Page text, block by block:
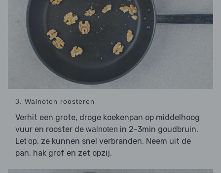
3. Walnoten roosteren
Verhit een grote, droge koekenpan op middelhoog
vuur en rooster de walnoten in 2-3min goudbruin.
Let op, ze kunnen snel verbranden. Neem uit de
pan, hak grof en zet opzij.